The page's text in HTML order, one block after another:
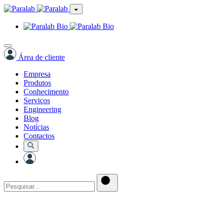
Área de cliente
Empresa
Produtos
Conhecimento
Serviços
Engineering
Blog
Notícias
Contactos